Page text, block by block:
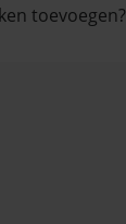
toevoegen?